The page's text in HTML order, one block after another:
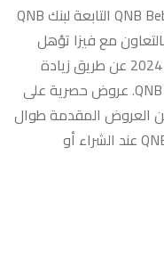
كتب فتحى السايح أطلقت منصة QNB Bebasata التابعة لبنك QNB
مع فيزا تؤهل
للفوز برحلة إلى الألعاب الأولمبية باريس 2024 عن طريق زيادة
استخدام المشتريات ببطاقات QNB Bebasata. عروض حصرية على
العروض المقدمة طوال